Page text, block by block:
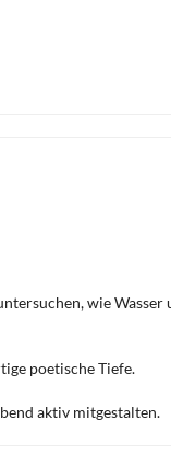
wie
poetische Tiefe.
aktiv mitgestalten.